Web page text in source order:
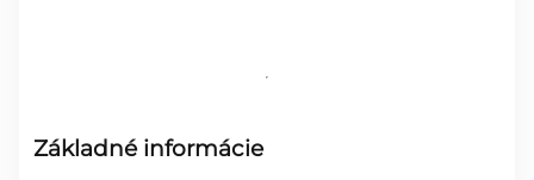
Základné informácie